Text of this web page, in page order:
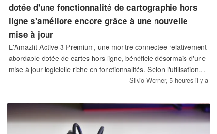
dotée d'une fonctionnalité de cartographie hors
ligne s'améliore encore grâce à une nouvelle
mise à jour
L'Amazfit Active 3 Premium, une montre connectée relativement
abordable dotée de cartes hors ligne, bénéficie désormais d'une
mise à jour logicielle riche en fonctionnalités. Selon l'utilisation
qui en est faite, ses utilisateurs devraient bénéficier d'une
Silvio Werner, 5 heures il y a